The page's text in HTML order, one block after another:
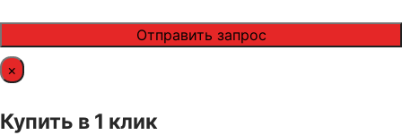
×
Купить в 1 клик